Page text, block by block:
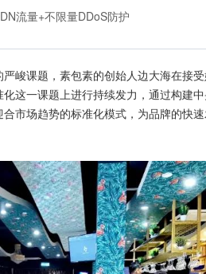
流量+不限量DDoS防护
峻课题，素包素的创始人边大海在接
一课题上进行持续发力，通过构建
市场趋势的标准化模式，为品牌的快速